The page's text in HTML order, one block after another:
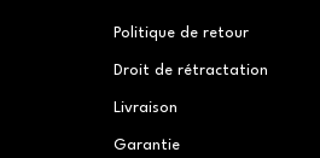
Politique de retour
Droit de rétractation
Livraison
Garantie